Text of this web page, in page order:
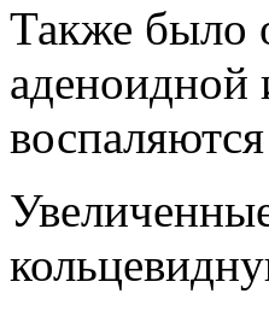
Также было
аденоидной